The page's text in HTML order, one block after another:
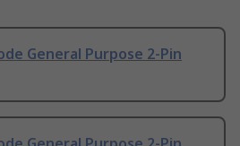
General Purpose 2-Pin